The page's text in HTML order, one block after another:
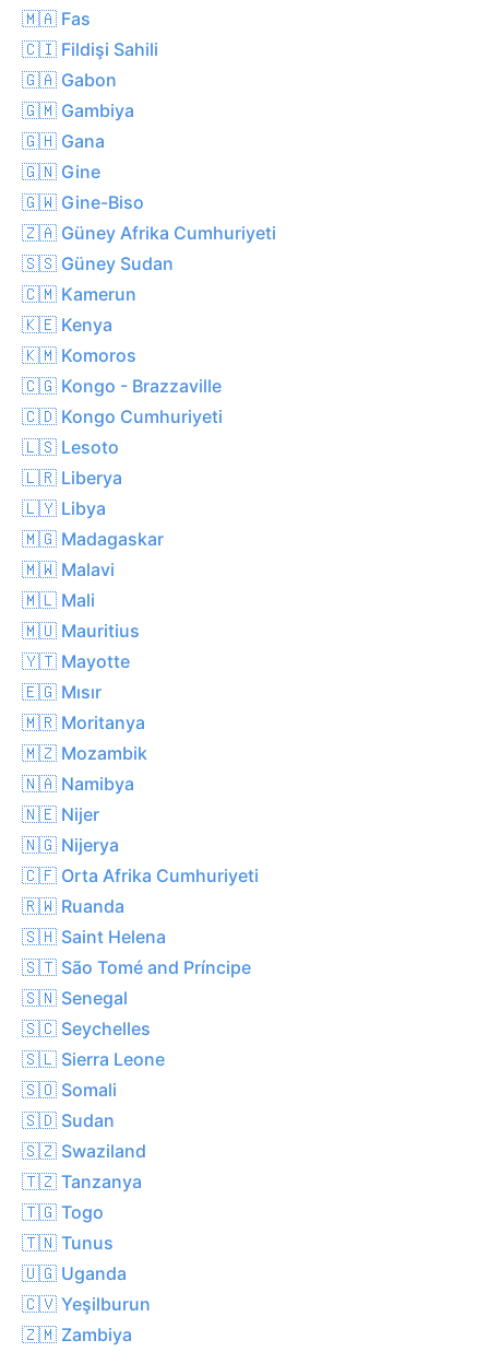
🇲🇦 Fas
🇨🇮 Fildişi Sahili
🇬🇦 Gabon
🇬🇲 Gambiya
🇬🇭 Gana
🇬🇳 Gine
🇬🇼 Gine-Biso
🇿🇦 Güney Afrika Cumhuriyeti
🇸🇸 Güney Sudan
🇨🇲 Kamerun
🇰🇪 Kenya
🇰🇲 Komoros
🇨🇬 Kongo - Brazzaville
🇨🇩 Kongo Cumhuriyeti
🇱🇸 Lesoto
🇱🇷 Liberya
🇱🇾 Libya
🇲🇬 Madagaskar
🇲🇼 Malavi
🇲🇱 Mali
🇲🇺 Mauritius
🇾🇹 Mayotte
🇪🇬 Mısır
🇲🇷 Moritanya
🇲🇿 Mozambik
🇳🇦 Namibya
🇳🇪 Nijer
🇳🇬 Nijerya
🇨🇫 Orta Afrika Cumhuriyeti
🇷🇼 Ruanda
🇸🇭 Saint Helena
🇸🇹 São Tomé and Príncipe
🇸🇳 Senegal
🇸🇨 Seychelles
🇸🇱 Sierra Leone
🇸🇴 Somali
🇸🇩 Sudan
🇸🇿 Swaziland
🇹🇿 Tanzanya
🇹🇬 Togo
🇹🇳 Tunus
🇺🇬 Uganda
🇨🇻 Yeşilburun
🇿🇲 Zambiya